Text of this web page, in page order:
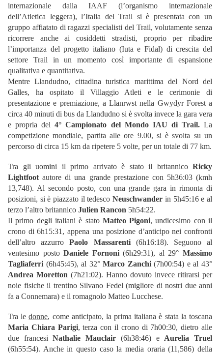
internazionale dalla IAAF (l’organismo internazionale
dell’Atletica leggera), l’Italia del Trail si è presentata con un
gruppo affiatato di ragazzi specialisti del Trail, volutamente senza
ricorrere anche ai cosiddetti stradisti, proprio per ribadire
l’importanza del progetto italiano (Iuta e Fidal) di crescita del
settore Trail in un momento così importante di espansione
qualitativa e quantitativa.
Mentre Llandudno, cittadina turistica marittima del Nord del
Galles, ha ospitato il Villaggio Atleti e le cerimonie di
presentazione e premiazione, a Llanrwst nella Gwydyr Forest a
circa 40 minuti di bus da Llandudno si è svolta invece la gara vera
e propria del4° Campionato del Mondo IAU di Trail.La
competizione mondiale, partita alle ore 9.00, si è svolta su un
percorso di circa 15 km da ripetere 5 volte, per un totale di 77 km.
Tra gli uomini il primo arrivato è stato il britannico Ricky
Lightfoot autore di una grande prestazione con 5h36:03 (kmh
13,748). Al secondo posto, con una grande gara in rimonta di
posizioni, si è piazzato il tedescoNeuschwander in 5h45:16 e al
terzo l’altro britannico Julien Rancon 5h54:22.
Il primo degli italiani è stato Matteo Pigoni, undicesimo con il
crono di 6h15:31, appena una posizione d’anticipo nei confronti
dell’altro azzurroPaolo Massarenti(6h16:18). Seguono al
ventesimo postoDaniele Fornoni(6h29:31), al 29°Massimo
Tagliaferri (6h45:45), al 32°Marco Zanchi(7h00:54) e al 43°
Andrea Moretton (7h21:02). Hanno dovuto invece ritirarsi per
noie fisiche il trentino Silvano Fedel (migliore di nostri due anni
fa a Connemara) e il romagnolo Matteo Lucchese.
Tra ledonne, come anticipato, la prima italiana è stata la toscana
Maria Chiara Parigi, terza con il crono di 7h00:30, dietro alle
due francesiNathalie Mauclair (6h38:46) e Aurelia Truel
(6h55:54). Anche in questo caso la media oraria (11,586) della